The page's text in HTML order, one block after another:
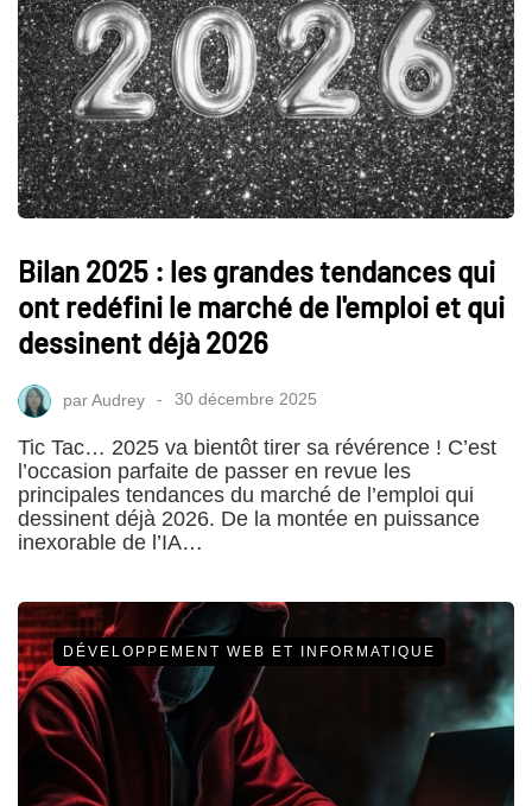
Bilan 2025 : les grandes tendances qui
ont redéfini le marché de l'emploi et qui
dessinent déjà 2026
parAudrey 30 décembre 2025
Tic Tac… 2025 va bientôt tirer sa révérence ! C’est
l’occasion parfaite de passer en revue les
principales tendances du marché de l’emploi qui
dessinent déjà 2026. De la montée en puissance
inexorable de l’IA…
DÉVELOPPEMENT WEB ET INFORMATIQUE